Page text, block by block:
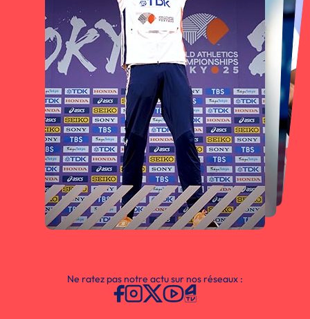
Ne ratez pas notre actu sur nos réseaux :